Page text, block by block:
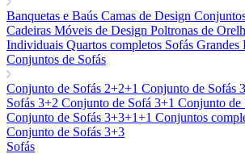
Banquetas e Baús Camas de Design
Cadeiras Móveis de Design Poltronas de
Individuais Quartos completos Sofás Grandes
Conjuntos de Sofás
Conjunto de Sofás 2+2+1 Conjunto de Sofás
Sofás 3+2 Conjunto de Sofá 3+1 Conjunto de
Conjunto de Sofás 3+3+1+1 Conjuntos
Conjunto de Sofás 3+3
Sofás